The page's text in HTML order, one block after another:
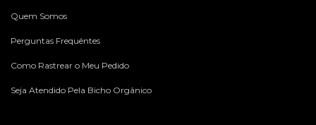
Quem Somos
Perguntas Frequêntes
Como Rastrear o Meu Pedido
Seja Atendido Pela Bicho Orgânico